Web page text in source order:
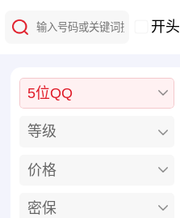
开头
5位QQ
等级
价格
密保